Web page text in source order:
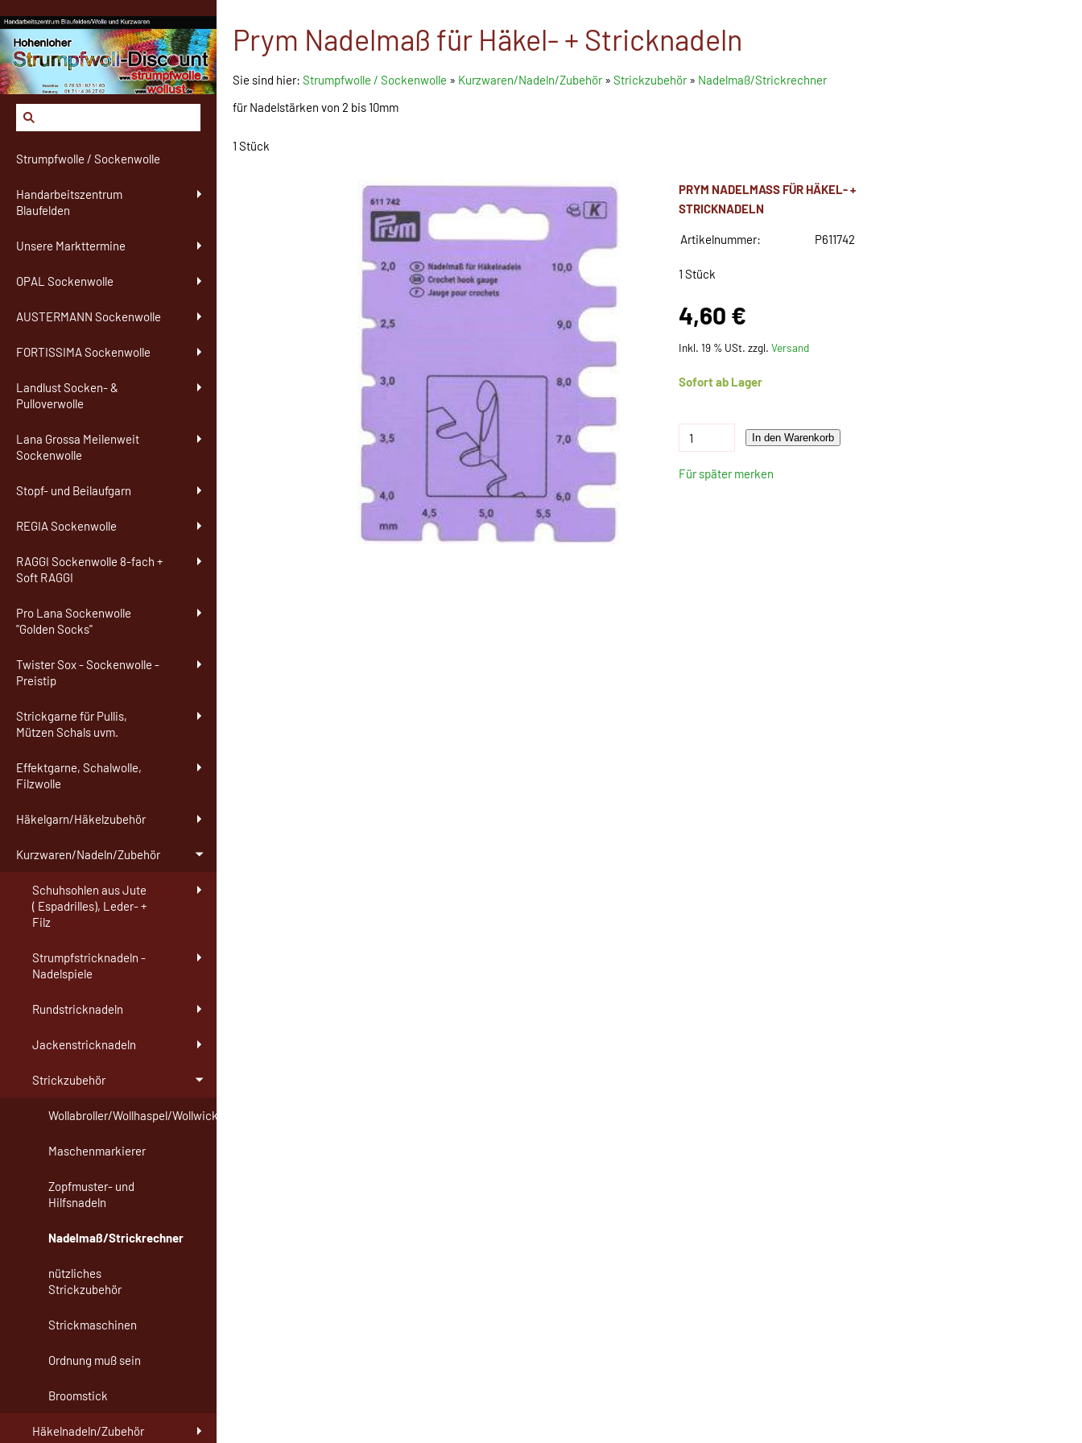
Strumpfwolle / Sockenwolle
Handarbeitszentrum
Blaufelden
Unsere Markttermine
OPAL Sockenwolle
AUSTERMANN Sockenwolle
FORTISSIMA Sockenwolle
Landlust Socken- &
Pulloverwolle
Lana Grossa Meilenweit
Sockenwolle
Stopf- und Beilaufgarn
REGIA Sockenwolle
RAGGI Sockenwolle 8-fach +
Soft RAGGI
Pro Lana Sockenwolle
"Golden Socks"
Twister Sox - Sockenwolle -
Preistip
Strickgarne für Pullis,
Mützen Schals uvm.
Effektgarne, Schalwolle,
Filzwolle
Häkelgarn/Häkelzubehör
Kurzwaren/Nadeln/Zubehör
Schuhsohlen aus Jute
( Espadrilles), Leder- +
Filz
Strumpfstricknadeln -
Nadelspiele
Rundstricknadeln
Jackenstricknadeln
Strickzubehör
Wollabroller/Wollhaspel/Wollwickler
Maschenmarkierer
Zopfmuster- und
Hilfsnadeln
Nadelmaß/Strickrechner
nützliches
Strickzubehör
Strickmaschinen
Ordnung muß sein
Broomstick
Häkelnadeln/Zubehör
Prym Nadelmaß für Häkel- + Stricknadeln
Sie sind hier: Strumpfwolle / Sockenwolle » Kurzwaren/Nadeln/Zubehör» Strickzubehör» Nadelmaß/Strickrechner
für Nadelstärken von 2 bis 10mm
1 Stück
PRYM NADELMASS FÜR HÄKEL- + S
TRICKNADELN
Artikelnummer: P611742
1 Stück
4,60 €
Inkl. 19 % USt. zzgl. Versand
Sofort ab Lager
In den Warenkorb
Für später merken